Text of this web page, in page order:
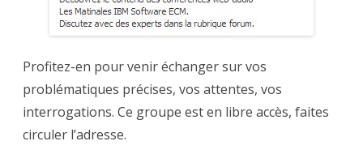
Profitez-en pour venir échanger sur vos
problématiques précises, vos attentes, vos
interrogations. Ce groupe est en libre accès, faites
circuler l’adresse.